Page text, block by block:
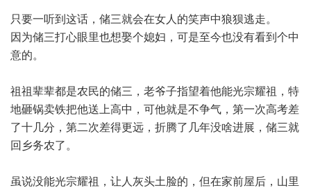
只要一听到这话，储三就会在女人的笑声中狼狈逃走。
因为储三打心眼里也想娶个媳妇，可是至今也没有看到个中
意的。
祖祖辈辈都是农民的储三，老爷子指望着他能光宗耀祖，特
地砸锅卖铁把他送上高中，可他就是不争气，第一次高考差
了十几分，第二次差得更远，折腾了几年没啥进展，储三就
回乡务农了。
虽说没能光宗耀祖，让人灰头土脸的，但在家前屋后，山里